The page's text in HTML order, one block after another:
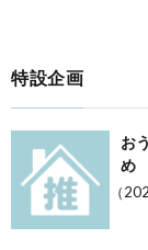
特設企画
お
め
（